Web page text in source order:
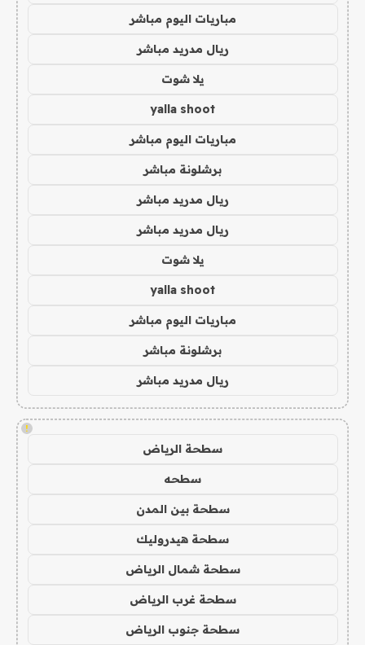
مباريات اليوم مباشر
ريال مدريد مباشر
يلا شوت
yalla shoot
مباريات اليوم مباشر
برشلونة مباشر
ريال مدريد مباشر
ريال مدريد مباشر
يلا شوت
yalla shoot
مباريات اليوم مباشر
برشلونة مباشر
ريال مدريد مباشر
!
سطحة الرياض
سطحه
سطحة بين المدن
سطحة هيدروليك
سطحة شمال الرياض
سطحة غرب الرياض
سطحة جنوب الرياض